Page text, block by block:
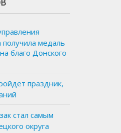
получила медаль
благо Донского
праздник,
стал самым
округа